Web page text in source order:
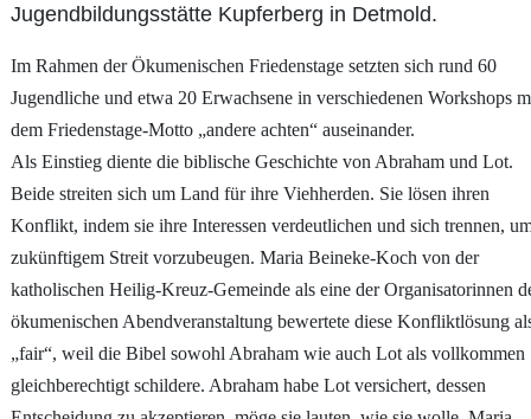
Jugendbildungsstätte Kupferberg in Detmold.
Im Rahmen der Ökumenischen Friedenstage setzten sich rund 60
Jugendliche und etwa 20 Erwachsene in verschiedenen Workshops
dem Friedenstage-Motto „andere achten“ auseinander.
Als Einstieg diente die biblische Geschichte von Abraham und Lot.
Beide streiten sich um Land für ihre Viehherden. Sie lösen ihren
Konflikt, indem sie ihre Interessen verdeutlichen und sich trennen,
zukünftigem Streit vorzubeugen. Maria Beineke-Koch von der
katholischen Heilig-Kreuz-Gemeinde als eine der Organisatorinnen
ökumenischen Abendveranstaltung bewertete diese Konfliktlösung
„fair“, weil die Bibel sowohl Abraham wie auch Lot als vollkommen
gleichberechtigt schildere. Abraham habe Lot versichert, dessen